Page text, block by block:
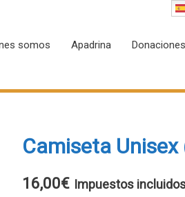
somos Apadrina Donaciones
Camiseta Unisex
16,00€ Impuestos